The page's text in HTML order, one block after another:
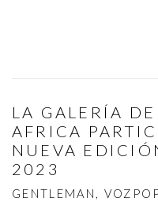
LA GALERÍA
AFRICA
NUEVA
2023
GENTLEMAN,